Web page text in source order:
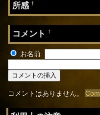
所感†
コメント†
お名前:
コメントはありません。